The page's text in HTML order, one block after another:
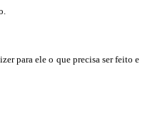
para ele o que precisa ser feito e